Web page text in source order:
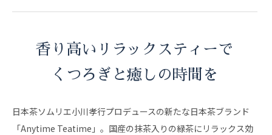
香り高いリラックスティーで
くつろぎと癒しの時間を
日本茶ソムリエ小川孝行プロデュースの新たな日本茶ブランド
「Anytime Teatime」。国産の抹茶入りの緑茶にリラックス効